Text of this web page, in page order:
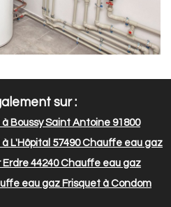
sur :
Boussy Saint Antoine 91800
L'Hôpital 57490Chauffe eau gaz
44240Chauffe eau gaz
eau gaz Frisquet à Condom